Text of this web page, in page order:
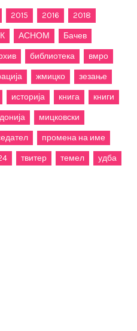
2015 2016
2018
АСНОМ
Бачев
библиотека
вмро
жмицко
зезање
историја книга
книги
мицковски
промена на име
твитер темел
удба